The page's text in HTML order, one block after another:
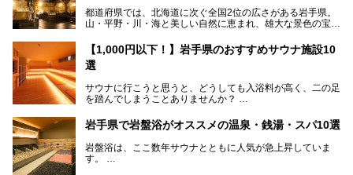
この記事は雫石プリンスホテルのPR記事です。
花巻温泉での日常を忘れられる特別な体験を通じて、いつも
都道府県では、北海道に次ぐ全国2位の広さがある岩手県。
山・平野・川・海と美しい自然に恵まれ、雄大な景色の宝庫
三陸の魚介類などの岩手グルメは全国に知られていますね。
大自然に囲まれた岩手県には、温泉が多く湧き出していま
す。今回は、岩手県でおすすめのスーパー銭湯をご紹介しま
【1,000円以下！】岩手県のおすすめサウナ施設10
選
サウナに行こうと思うと、どうしても入浴料が高く、二の足
を踏んでしまうことありませんか？
そこで値段を抑えた格安でお風呂とサウナを満喫できる充実
の施設を紹介します！
サクッと、月何回もサウナを楽しみたい人にとってはピッタ
リの場所ばかりなんですよ。
岩手県で岩盤浴がオススメの温泉・銭湯・スパ10選
岩盤浴は、ここ数年サウナとともに人気が急上昇していま
す。